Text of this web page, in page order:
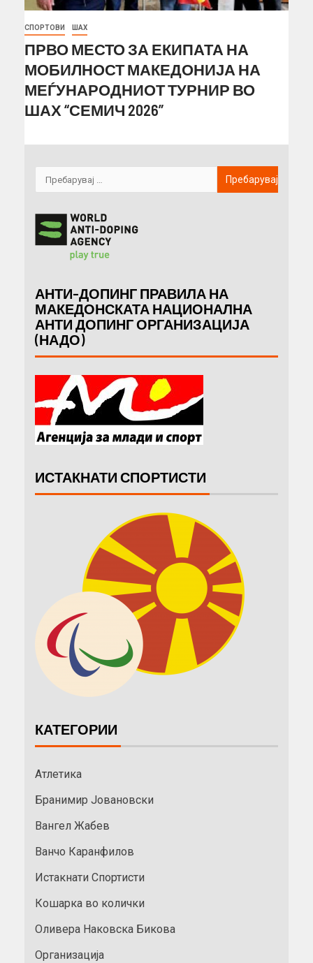
СПОРТОВИ ШАХ
ПРВО МЕСТО ЗА ЕКИПАТА НА
МОБИЛНОСТ МАКЕДОНИЈА НА
МЕЃУНАРОДНИОТ ТУРНИР ВО
ШАХ “СЕМИЧ 2026”
АНТИ-ДОПИНГ ПРАВИЛА НА
МАКЕДОНСКАТА НАЦИОНАЛНА
АНТИ ДОПИНГ ОРГАНИЗАЦИЈА
(НАДО)
ИСТАКНАТИ СПОРТИСТИ
КАТЕГОРИИ
Атлетика
Бранимир Јовановски
Вангел Жабев
Ванчо Каранфилов
Истакнати Спортисти
Кошарка во колички
Оливера Наковска Бикова
Организација